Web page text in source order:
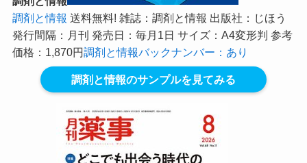
調剤と情報 送料無料! 雑誌：調剤と情報 出版社：じほう
発行間隔：月刊 発売日：毎月1日 サイズ：A4変形判 参考
価格：1,870円調剤と情報バックナンバー：あり
調剤と情報のサンプルを見てみる